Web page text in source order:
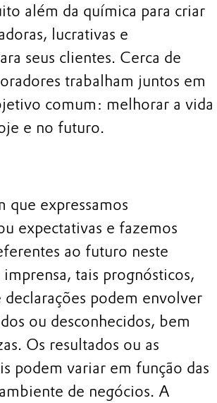
além da química para criar
lucrativas e
seus clientes. Cerca de
trabalham juntos em
comum: melhorar a vida
e no futuro.
que expressamos
expectativas e fazemos
ao futuro neste
tais prognósticos,
declarações podem envolver
ou desconhecidos, bem
Os resultados ou as
podem variar em função das
de negócios. A